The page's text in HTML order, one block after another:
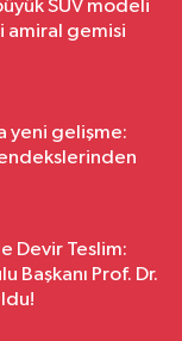
SUV modeli
amiral gemisi
yeni gelişme:
Devir Teslim:
Başkanı Prof. Dr.